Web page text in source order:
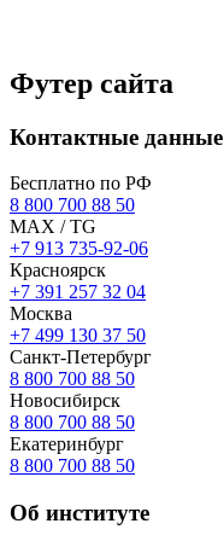
Футер сайта
Контактные данные
Бесплатно по РФ
8 800 700 88 50
MAX / TG
+7 913 735-92-06
Красноярск
+7 391 257 32 04
Москва
+7 499 130 37 50
Санкт-Петербург
8 800 700 88 50
Новосибирск
8 800 700 88 50
Екатеринбург
8 800 700 88 50
Об институте